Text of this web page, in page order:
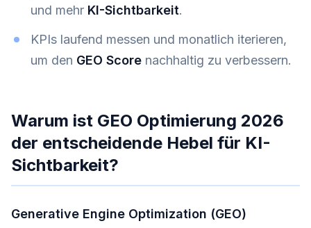
und mehr KI-Sichtbarkeit.
KPIs laufend messen und monatlich iterieren,
um den GEO Score nachhaltig zu verbessern.
Warum ist GEO Optimierung 2026
der entscheidende Hebel für KI-
Sichtbarkeit?
Generative Engine Optimization (GEO)